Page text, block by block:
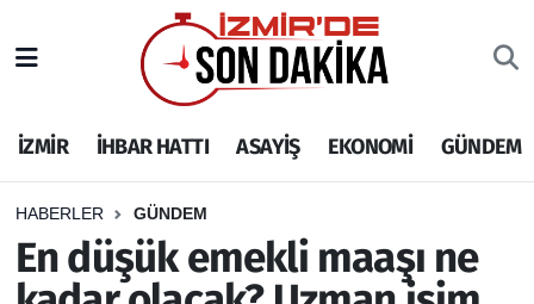
İZMİR İHBAR HATTI ASAYİŞ EKONOMİ GÜNDEM
HABERLER GÜNDEM
En düşük emekli maaşı ne
İHBAR HATTI
DEPREM
GENEL
İzmir Nöbetçi Eczaneler
İzmir Hava Durumu
İzmir Namaz Vakitleri
İzmir Trafik Yoğunluk Haritası